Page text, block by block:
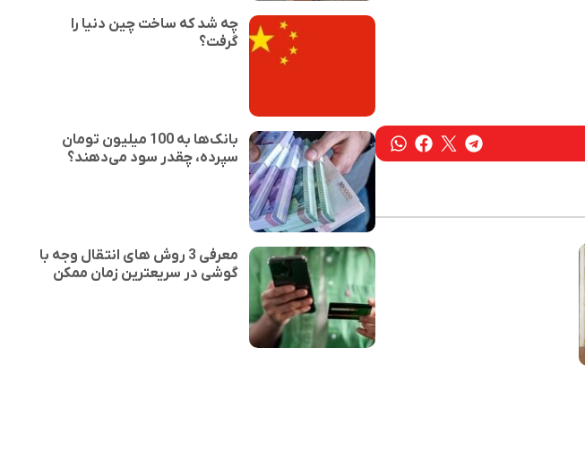
چه شد که ساخت چین دنیا را
گرفت؟
بانک‌ها به 100 میلیون تومان
سپرده، چقدر سود می‌دهند؟
معرفی 3 روش های انتقال وجه با
گوشی در سریعترین زمان ممکن